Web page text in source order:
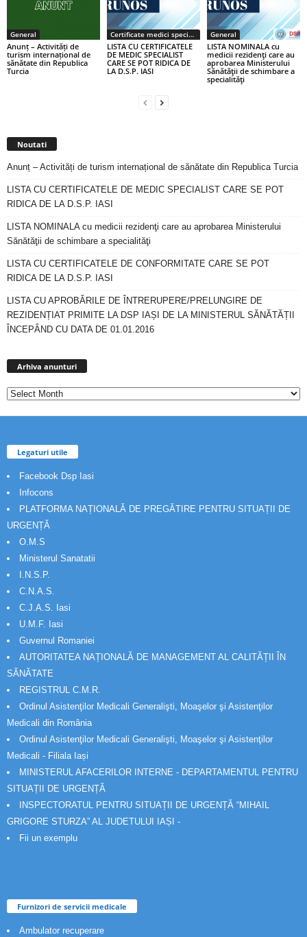
General
Anunț – Activități de
turism internațional de
sănătate din Republica
Turcia
Certificate medici specialiști / primari
LISTA CU CERTIFICATELE
DE MEDIC SPECIALIST
CARE SE POT RIDICA DE
LA D.S.P. IASI
General
LISTA NOMINALA cu
medicii rezidenţi care au
aprobarea Ministerului
Sănătăţii de schimbare a
specialităţi
Noutati
Anunț – Activități de turism internațional de sănătate din Republica Turcia
LISTA CU CERTIFICATELE DE MEDIC SPECIALIST CARE SE POT
RIDICA DE LA D.S.P. IASI
LISTA NOMINALA cu medicii rezidenţi care au aprobarea Ministerului
Sănătăţii de schimbare a specialităţi
LISTA CU CERTIFICATELE DE CONFORMITATE CARE SE POT
RIDICA DE LA D.S.P. IASI
LISTA CU APROBĂRILE DE ÎNTRERUPERE/PRELUNGIRE DE
REZIDENȚIAT PRIMITE LA DSP IAȘI DE LA MINISTERUL SĂNĂTĂȚII
ÎNCEPÂND CU DATA DE 01.01.2016
Arhiva anunturi
Legaturi utile
Facebook Dsp Iasi
Infocons
PLATFORMA NAȚIONALĂ DE PREGĂTIRE PENTRU SITUAȚII DE
URGENȚĂ
O.M.S
Ministerul Sanatatii
I.N.S.P.
C.N.A.S.
C.J.A.S. Iasi
U.M.F. Iasi
Guvernul Romaniei
AUTORITATEA NAȚIONALĂ DE MANAGEMENT AL CALITĂȚII ÎN
SĂNĂTATE
REGISTRUL C.M.R.
Ordinul Asistenţilor Medicali Generalişti, Moaşelor şi Asistenţilor
Medicali din România
Ordinul Asistenţilor Medicali Generalişti, Moaşelor şi Asistenţilor
Medicali - Filiala Iași
MINISTERUL AFACERILOR INTERNE - DEPARTAMENTUL PENTRU
SITUAȚII DE URGENȚĂ
INSPECTORATUL PENTRU SITUAȚII DE URGENȚĂ “MIHAIL
GRIGORE STURZA” AL JUDETULUI IAȘI -
Fii un exemplu
Furnizori de servicii medicale
Ambulator recuperare